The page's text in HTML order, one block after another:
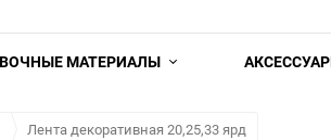
МАТЕРИАЛЫ
Лента декоративная 20,25,33 ярд